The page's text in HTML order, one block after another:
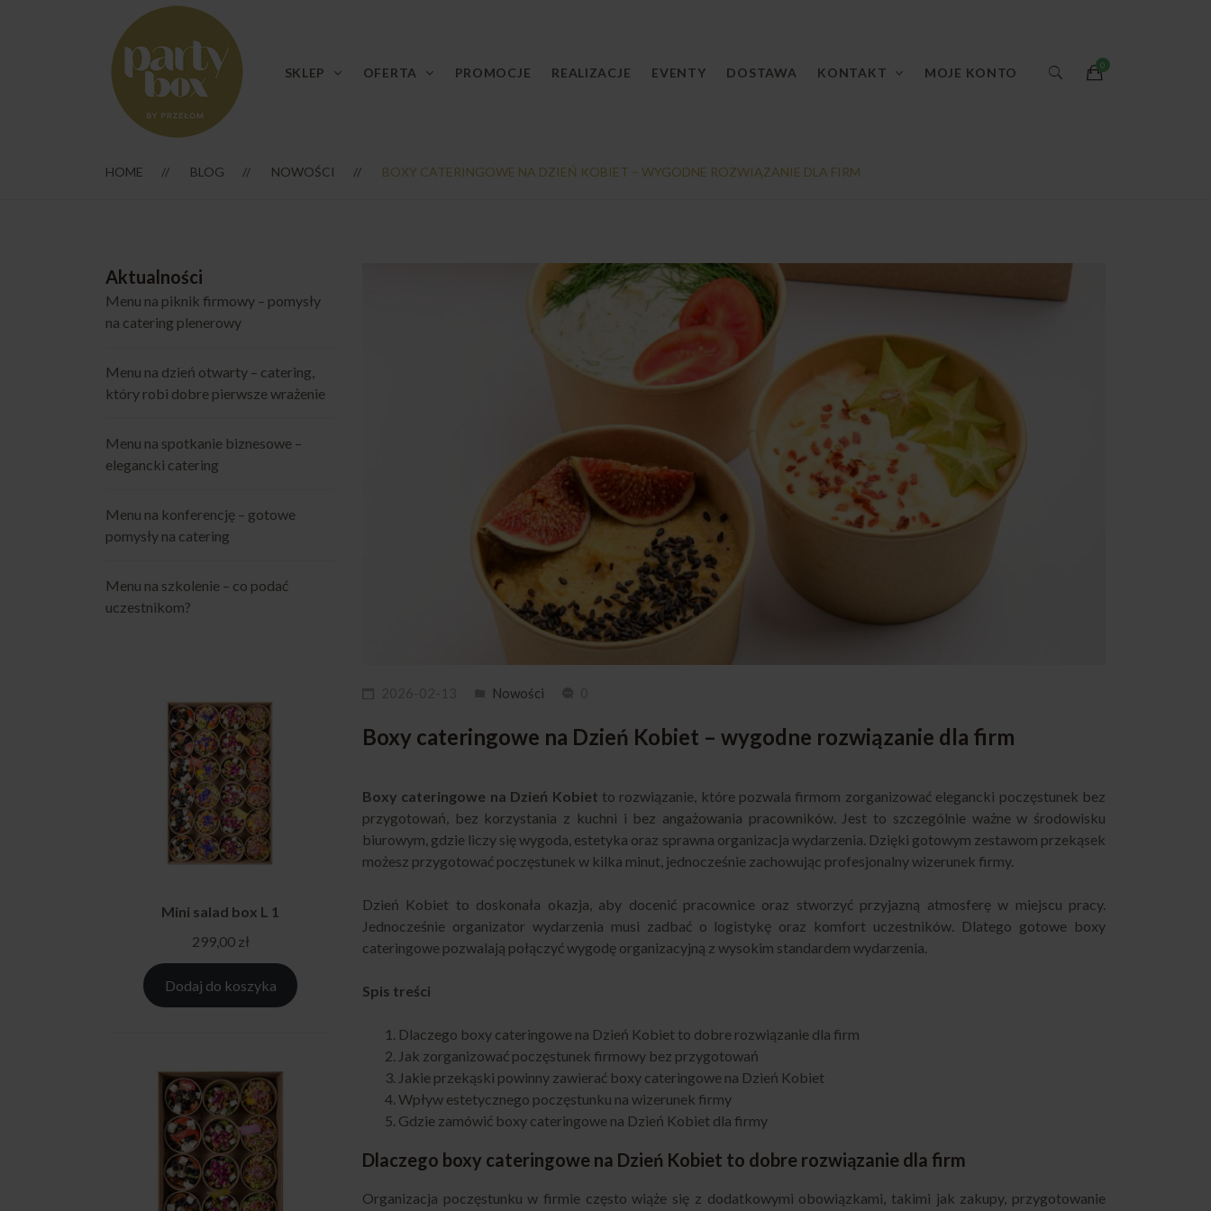
SKLEP OFERTA PROMOCJE REALIZACJE EVENTY DOSTAWA KONTAKT MOJE KONTO
HOME BLOG NOWOŚCI BOXY CATERINGOWE NA DZIEŃ KOBIET – WYGODNE ROZWIĄZANIE DLA FIRM
Aktualności
Menu na piknik firmowy – pomysły
na catering plenerowy
Menu na dzień otwarty – catering,
który robi dobre pierwsze wrażenie
Menu na spotkanie biznesowe –
elegancki catering
Menu na konferencję – gotowe
pomysły na catering
Menu na szkolenie – co podać
uczestnikom?
Mini salad box L 1
299,00 zł
Dodaj do koszyka
Nowości
Boxy cateringowe na Dzień Kobiet – wygodne rozwiązanie dla firm
Boxy cateringowe na Dzień Kobiet to rozwiązanie, które pozwala firmom zorganizować elegancki poczęstunek bez
przygotowań, bez korzystania z kuchni i bez angażowania pracowników. Jest to szczególnie ważne w środowisku
biurowym, gdzie liczy się wygoda, estetyka oraz sprawna organizacja wydarzenia. Dzięki gotowym zestawom przekąsek
możesz przygotować poczęstunek w kilka minut, jednocześnie zachowując profesjonalny wizerunek firmy.
Dzień Kobiet to doskonała okazja, aby docenić pracownice oraz stworzyć przyjazną atmosferę w miejscu pracy.
Jednocześnie organizator wydarzenia musi zadbać o logistykę oraz komfort uczestników. Dlatego gotowe boxy
cateringowe pozwalają połączyć wygodę organizacyjną z wysokim standardem wydarzenia.
Spis treści
Dlaczego boxy cateringowe na Dzień Kobiet to dobre rozwiązanie dla firm
Jak zorganizować poczęstunek firmowy bez przygotowań
Jakie przekąski powinny zawierać boxy cateringowe na Dzień Kobiet
Wpływ estetycznego poczęstunku na wizerunek firmy
Gdzie zamówić boxy cateringowe na Dzień Kobiet dla firmy
Dlaczego boxy cateringowe na Dzień Kobiet to dobre rozwiązanie dla firm
Organizacja poczęstunku w firmie często wiąże się z dodatkowymi obowiązkami, takimi jak zakupy, przygotowanie